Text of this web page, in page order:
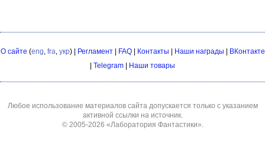
О сайте (eng fra укр) | Регламент| FAQ| Контакты | Наши награды | ВКонтакте
| Telegram | Наши товары
Любое использование материалов сайта допускается только с указанием
активной ссылки на источник.
© 2005-2026 «Лаборатория Фантастики»